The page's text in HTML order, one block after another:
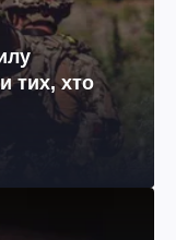
тих, хто